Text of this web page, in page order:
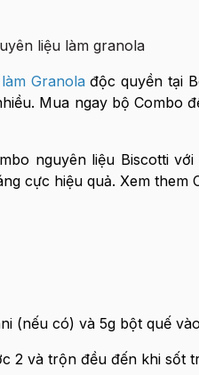
Granolađộc quyền tại
Mua ngay bộ Combo
nguyên liệu Biscotti
cực hiệu quả. Xem them
(nếu có) và 5g bột quế
2 và trộn đều đến khi sốt